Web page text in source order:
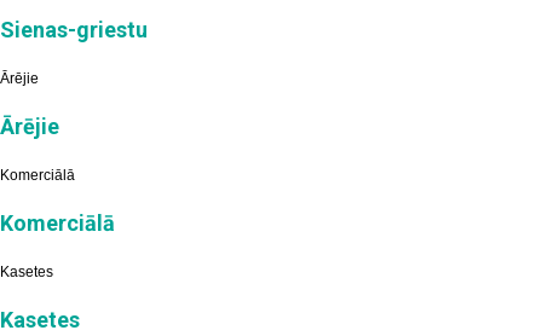
Sienas-griestu
Ārējie
Ārējie
Komerciālā
Komerciālā
Kasetes
Kasetes